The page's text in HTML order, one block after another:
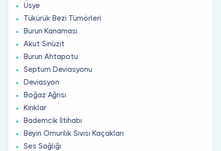
Üsye
Tükürük Bezi Tümörleri
Burun Kanaması
Akut Sinüzit
Burun Ahtapotu
Septum Deviasyonu
Deviasyon
Boğaz Ağrısı
Kırıklar
Bademcik İltihabı
Beyin Omurilik Sıvısı Kaçakları
Ses Sağlığı